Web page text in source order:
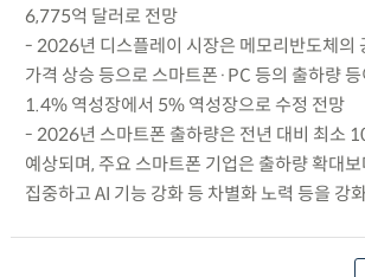
6,775억 달러로 전망
- 2026년 디스플레이 시장은 메모리반도체의
가격 상승 등으로 스마트폰·PC 등의 출하량
1.4% 역성장에서 5% 역성장으로 수정 전망
- 2026년 스마트폰 출하량은 전년 대비 최소
예상되며, 주요 스마트폰 기업은 출하량 확대
집중하고 AI 기능 강화 등 차별화 노력 등을 강